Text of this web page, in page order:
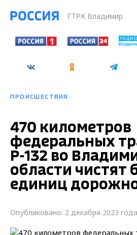
ГТРК Владимир
ПРОИСШЕСТВИЯ
470 километров
федеральных
Р-132 во
области чистят
единиц
Опубликовано: 2 декабря 2023 года